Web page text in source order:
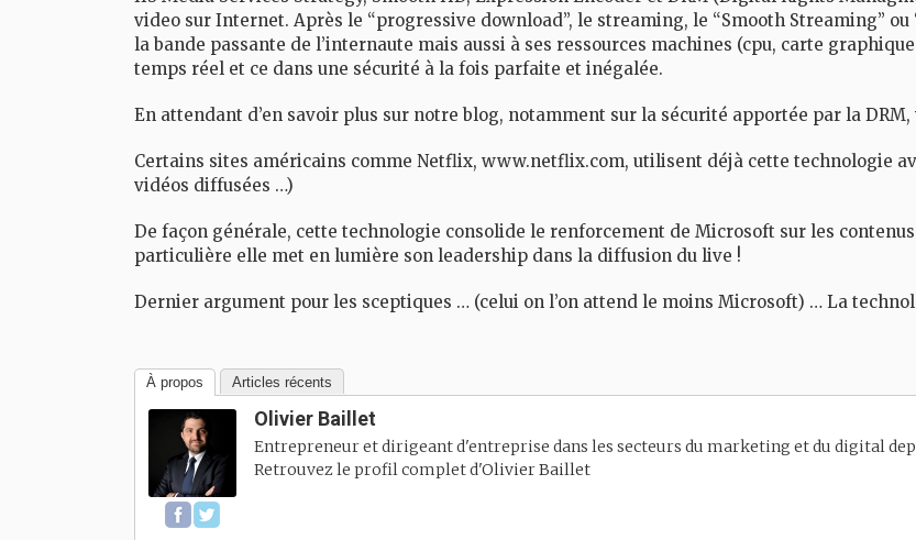
video sur Internet. Après le “progressive download”, le streaming, le “Smooth Streaming”
la bande passante de l’internaute mais aussi à ses ressources machines (cpu, carte
temps réel et ce dans une sécurité à la fois parfaite et inégalée.
En attendant d’en savoir plus sur notre blog, notamment sur la sécurité apportée par la
Certains sites américains comme Netflix, www.netflix.com, utilisent déjà cette technologie
vidéos diffusées …)
De façon générale, cette technologie consolide le renforcement de Microsoft sur les
particulière elle met en lumière son leadership dans la diffusion du live !
Dernier argument pour les sceptiques … (celui on l’on attend le moins Microsoft) … La
À propos Articles récents
Olivier Baillet
Entrepreneur et dirigeant d'entreprise dans les secteurs du marketing et du digital
Retrouvez le profil complet d'Olivier Baillet